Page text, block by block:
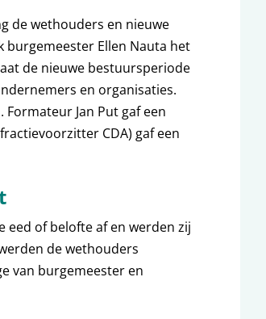
de wethouders en nieuwe
burgemeester Ellen Nauta het
de nieuwe bestuursperiode
en organisaties.
Jan Put gaf een
CDA) gaf een
eed of belofte af en werden zij
de wethouders
van burgemeester en